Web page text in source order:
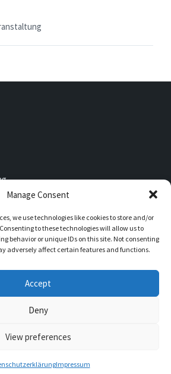
Manage Consent
we use technologies like cookies to store and/or
to these technologies will allow us to
behavior or unique IDs on this site. Not consenting
adversely affect certain features and functions.
Accept
Deny
View preferences
Impressum
immer auf dem Laufenden mit
Android